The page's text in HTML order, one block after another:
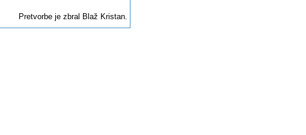
Pretvorbe je zbral Blaž Kristan.